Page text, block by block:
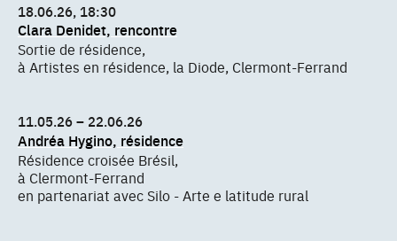
18.06.26, 18:30
Clara Denidet, rencontre
Sortie de résidence,
à Artistes en résidence, la Diode, Clermont-Ferrand
11.05.26 – 22.06.26
Andréa Hygino, résidence
Résidence croisée Brésil,
à Clermont-Ferrand
en partenariat avec Silo - Arte e latitude rural